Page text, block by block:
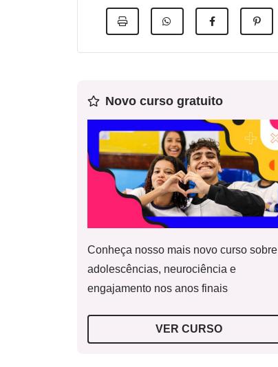
Novo curso gratuito
Conheça nosso mais novo curso sobre
adolescências, neurociência e
engajamento nos anos finais
VER CURSO